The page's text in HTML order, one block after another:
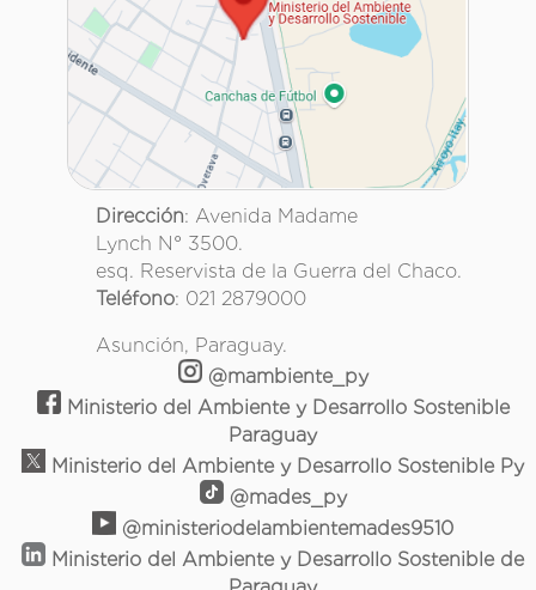
Dirección: Avenida Madame
Lynch N° 3500.
esq. Reservista de la Guerra del Chaco.
Teléfono: 021 2879000
Asunción, Paraguay.
@mambiente_py
Ministerio del Ambiente y Desarrollo Sostenible
Paraguay
Ministerio del Ambiente y Desarrollo Sostenible Py
@mades_py
@ministeriodelambientemades9510
Ministerio del Ambiente y Desarrollo Sostenible de